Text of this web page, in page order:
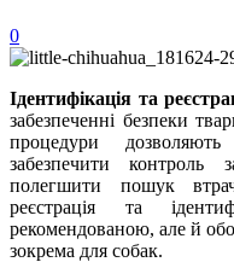
0
Ідентифікація та
забезпеченні безпеки
процедури
забезпечити
полегшити пошук
реєстрація та
рекомендованою, але й
зокрема для собак.